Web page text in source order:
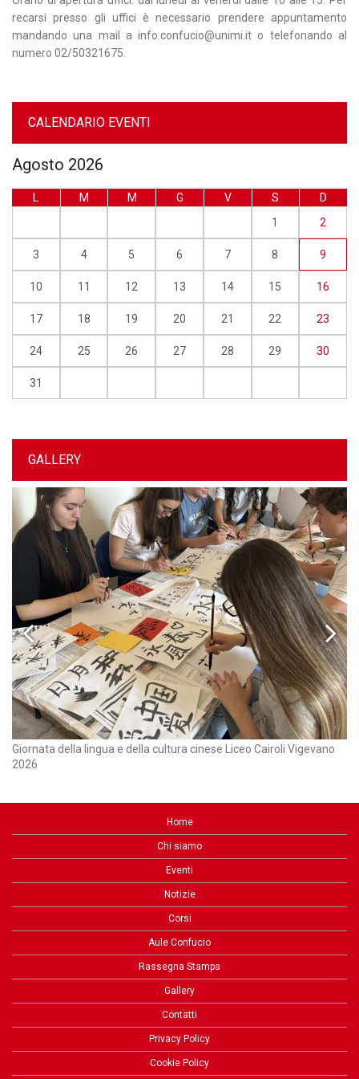
recarsi presso gli uffici è necessario prendere appuntamento
mandando una mail a info.confucio@unimi.it o telefonando al
numero 02/50321675.
CALENDARIO EVENTI
Agosto 2026
L M M G V S
D
1
2
3 4 5 6 7 8 9
10 11 12 13 14 15 16
17 18 19 20 21 22 23
24 25 26 27 28 29 30
31
GALLERY
Giornata della lingua e della cultura cinese Liceo Cairoli Vigevano
2026
Home
Chi siamo
Eventi
Notizie
Corsi
Aule Confucio
Rassegna Stampa
Gallery
Contatti
Privacy Policy
Cookie Policy